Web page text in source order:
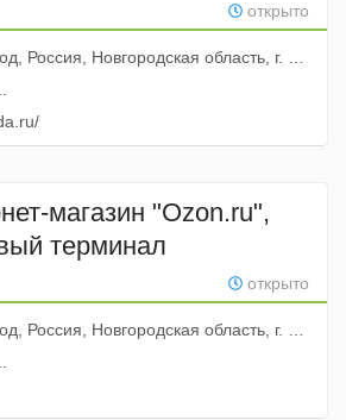
открыто
область, г. Великий Новгород,Колмовская наб., 3
магазин "Ozon.ru",
терминал
открыто
область, г. Великий Новгород, ул.Большая Санкт-Петербургская, д. 39